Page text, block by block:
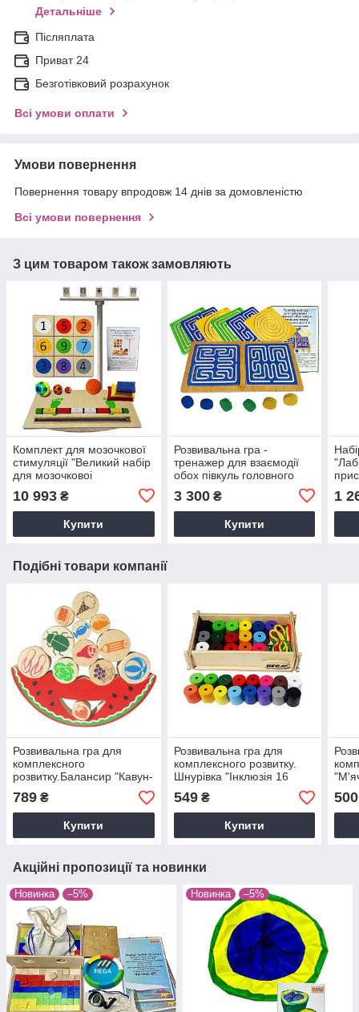
Детальніше
Післяплата
Приват 24
Безготівковий розрахунок
Всі умови оплати
Умови повернення
Повернення товару впродовж 14 днів за домовленістю
Всі умови повернення
З цим товаром також замовляють
Комплект для мозочкової
стимуляцiї "Великий набiр
для мозочковоi
10 993 ₴
Купити
Розвивальна гра -
тренажер для взаємодiї
обох пiвкуль головного
дошка зi знiмними
вкладками"
3 300₴
Купити
1
Подібні товари компанії
Розвивальна гра для
комплексного
розвитку.Балансир "Кавун-
Ненажера"
789 ₴
Купити
Розвивальна гра для
комплексного розвитку.
Шнурiвка "Iнклюзiя 16
кольорiв"
549₴
Купити
500
Акційні пропозиції та новинки
Новинка –5% Новинка –5%